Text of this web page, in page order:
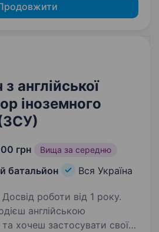
англійської
іноземного
грн Вища за середню
батальйон Вся Україна
роботи від 1 року.
англійською
хочеш застосувати свої